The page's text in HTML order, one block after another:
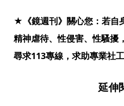
★《鏡週刊》關心您：若自
精神虐待、性侵害、性騷擾
尋求113專線，求助專業社工
延伸